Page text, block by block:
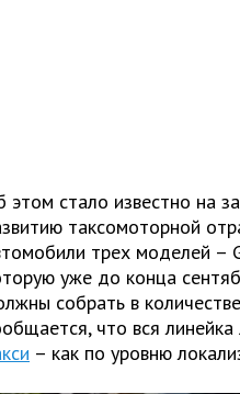
этом стало известно на
таксомоторной
трех моделей –
уже до конца
собрать в количестве
что вся
– как по уровню